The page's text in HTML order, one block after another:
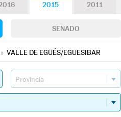
2015 2011
SENADO
» VALLE DE EGÜÉS/EGUESIBAR